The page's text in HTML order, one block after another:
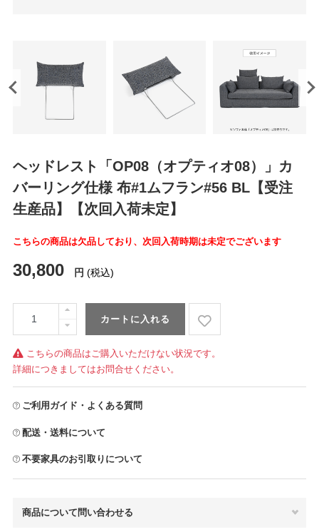
ヘッドレスト「OP08（オプティオ08）」カ
バーリング仕様 布#1ムフラン#56 BL【受注
生産品】【次回入荷未定】
こちらの商品は欠品しており、次回入荷時期は未定でございます
30,800 円 (税込)
カートに入れる
こちらの商品はご購入いただけない状況です。
詳細につきましてはお問合せください。
ご利用ガイド・よくある質問
配送・送料について
不要家具のお引取りについて
商品について問い合わせる